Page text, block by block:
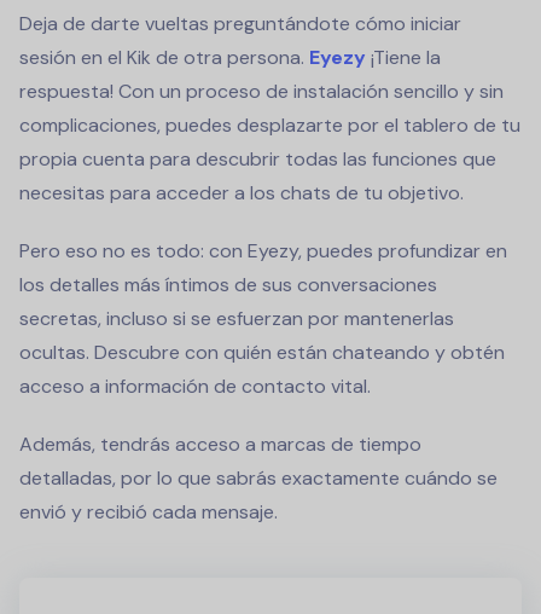
Deja de darte vueltas preguntándote cómo iniciar
sesión en el Kik de otra persona. Eyezy ¡Tiene la
respuesta! Con un proceso de instalación sencillo y sin
complicaciones, puedes desplazarte por el tablero de tu
propia cuenta para descubrir todas las funciones que
necesitas para acceder a los chats de tu objetivo.
Pero eso no es todo: con Eyezy, puedes profundizar en
los detalles más íntimos de sus conversaciones
secretas, incluso si se esfuerzan por mantenerlas
ocultas. Descubre con quién están chateando y obtén
acceso a información de contacto vital.
Además, tendrás acceso a marcas de tiempo
detalladas, por lo que sabrás exactamente cuándo se
envió y recibió cada mensaje.